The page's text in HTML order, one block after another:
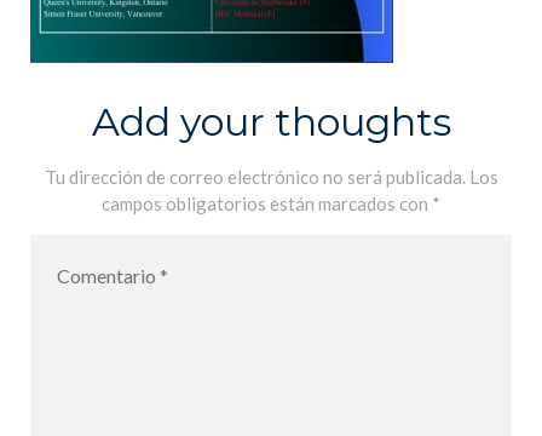
Add your thoughts
Tu dirección de correo electrónico no será publicada. Los
campos obligatorios están marcados con *